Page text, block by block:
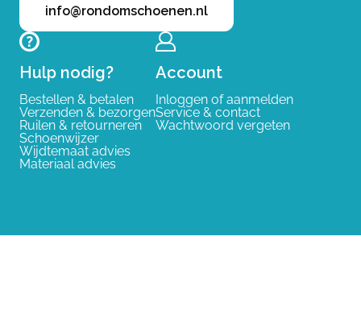
info@rondomschoenen.nl
Hulp nodig?
Bestellen & betalen
Verzenden & bezorgen
Ruilen & retourneren
Schoenwijzer
Wijdtemaat advies
Materiaal advies
Account
Inloggen of aanmelden
Service & contact
Wachtwoord vergeten